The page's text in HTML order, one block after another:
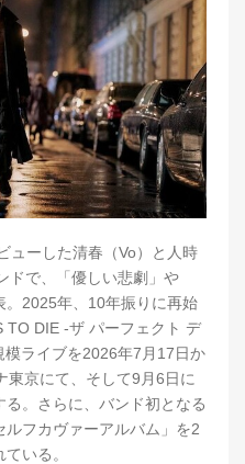
ューした清春（Vo）と人時
ドで、「優しい悲劇」や
。2025年、10年振りに再始
TO DIE -ザ パーフェクト デ
ライブを2026年7月17日か
東京にて、そして9月6日に
。さらに、バンド初となる
フカヴァーアルバム」を2
いる。